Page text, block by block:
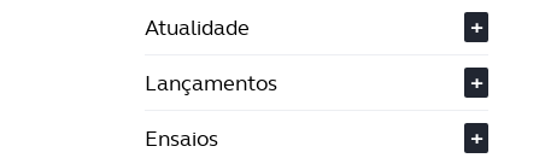
Atualidade
+
Lançamentos
+
Ensaios
+